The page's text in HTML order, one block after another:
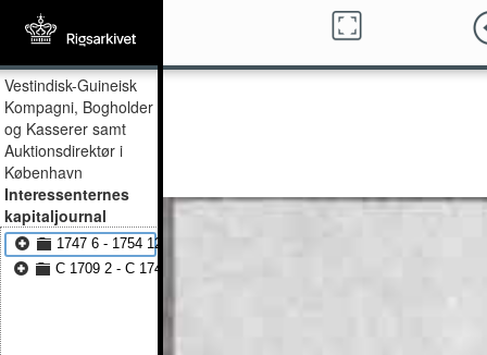
Vestindisk-Guineisk
Kompagni, Bogholder
og Kasserer samt
Auktionsdirektør i
København
Interessenternes
kapitaljournal
1747 6 - 1754 12
C 1709 2 - C 1747 6